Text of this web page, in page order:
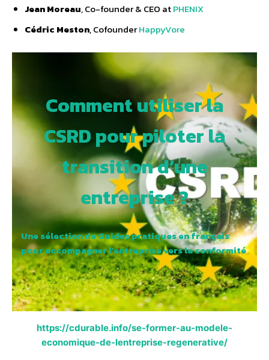
Jean Moreau, Co-founder & CEO atPHENIX
Cédric Meston, CofounderHappyVore
Comment utiliser la
CSRD pour piloter la
transition d’une
entreprise ?
Une sélection de Guides pratiques en français
pour accompagner l’entreprise vers la conformité
https://cdurable.info/se-former-au-modele-
economique-de-lentreprise-regenerative/